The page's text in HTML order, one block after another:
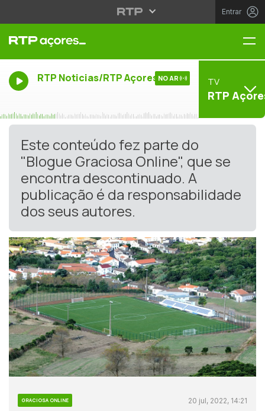
Entrar
RTP Noticias/RTP Açores NO AR TV
RTP
Este conteúdo fez parte do
"Blogue Graciosa Online", que se
encontra descontinuado. A
publicação é da responsabilidade
dos seus autores.
GRACIOSA ONLINE 20 jul, 2022, 14:21